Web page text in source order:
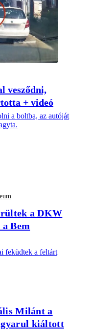
vesződni,
+ videó
a boltba, az autóját
a DKW
Bem
feküdtek a feltárt
Milánt a
kiáltott